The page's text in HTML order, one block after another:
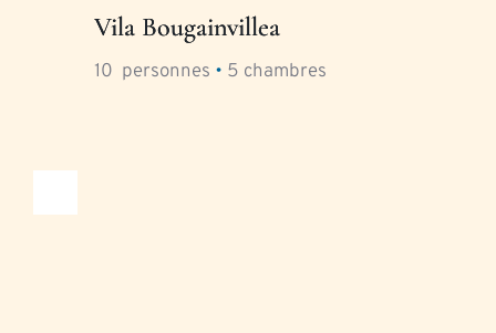
Vila Bougainvillea
10
  personnes
• 5 chambres